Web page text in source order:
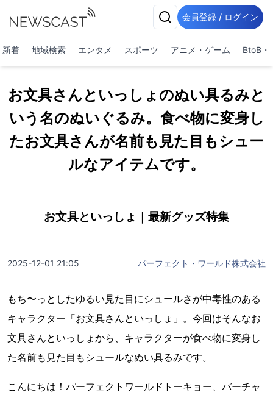
会員登録 / ログイン
新着 地域検索 エンタメ スポーツ アニメ・ゲーム BtoB・
お文具さんといっしょのぬい具るみと
いう名のぬいぐるみ。食べ物に変身し
たお文具さんが名前も見た目もシュー
ルなアイテムです。
お文具といっしょ｜最新グッズ特集
2025-12-01 21:05 パーフェクト・ワールド株式会社
もち〜っとしたゆるい見た目にシュールさが中毒性のある
キャラクター「お文具さんといっしょ」。今回はそんなお
文具さんといっしょから、キャラクターが食べ物に変身し
た名前も見た目もシュールなぬい具るみです。
こんにちは！パーフェクトワールドトーキョー、バーチャ